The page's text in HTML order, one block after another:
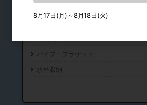
パイプ・ブラケット
水平収納
8月17日(月)～8月18日(火)